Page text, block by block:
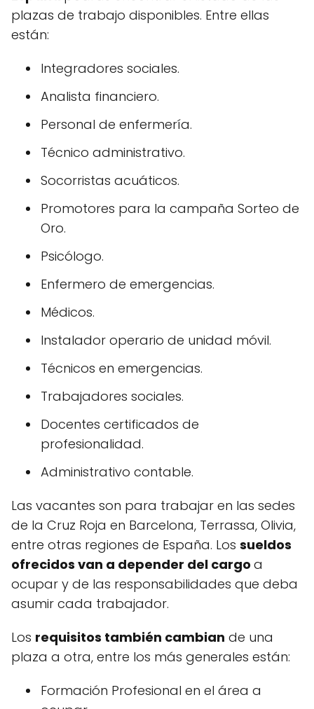
plazas de trabajo disponibles. Entre ellas
están:
Integradores sociales.
Analista financiero.
Personal de enfermería.
Técnico administrativo.
Socorristas acuáticos.
Promotores para la campaña Sorteo de
Oro.
Psicólogo.
Enfermero de emergencias.
Médicos.
Instalador operario de unidad móvil.
Técnicos en emergencias.
Trabajadores sociales.
Docentes certificados de
profesionalidad.
Administrativo contable.
Las vacantes son para trabajar en las sedes
de la Cruz Roja en Barcelona, Terrassa, Olivia,
entre otras regiones de España. Los sueldos
ofrecidos van a depender del cargo a
ocupar y de las responsabilidades que deba
asumir cada trabajador.
Los requisitos también cambian de una
plaza a otra, entre los más generales están:
Formación Profesional en el área a